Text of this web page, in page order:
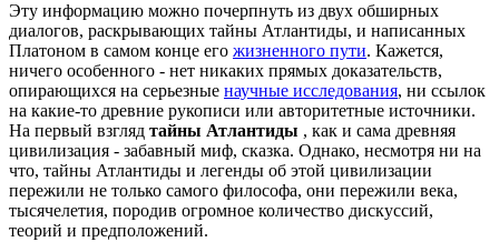
Эту информацию можно почерпнуть из двух обширных
диалогов, раскрывающих тайны Атлантиды, и написанных
Платоном в самом конце его жизненного пути. Кажется,
ничего особенного - нет никаких прямых доказательств,
опирающихся на серьезные научные исследования, ни ссылок
на какие-то древние рукописи или авторитетные источники.
На первый взгляд тайны Атлантиды , как и сама древняя
цивилизация - забавный миф, сказка. Однако, несмотря ни на
что, тайны Атлантиды и легенды об этой цивилизации
пережили не только самого философа, они пережили века,
тысячелетия, породив огромное количество дискуссий,
теорий и предположений.